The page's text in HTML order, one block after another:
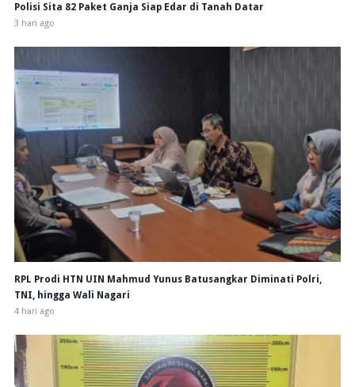
Polisi Sita 82 Paket Ganja Siap Edar di Tanah Datar
3 hari ago
RPL Prodi HTN UIN Mahmud Yunus Batusangkar Diminati Polri,
TNI, hingga Wali Nagari
4 hari ago